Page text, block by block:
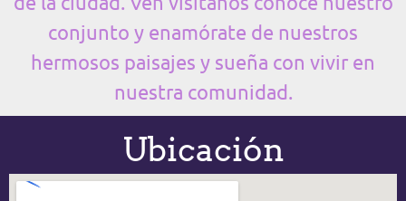
conjunto y enamórate de nuestros
hermosos paisajes y sueña con vivir en
nuestra comunidad.
Ubicación